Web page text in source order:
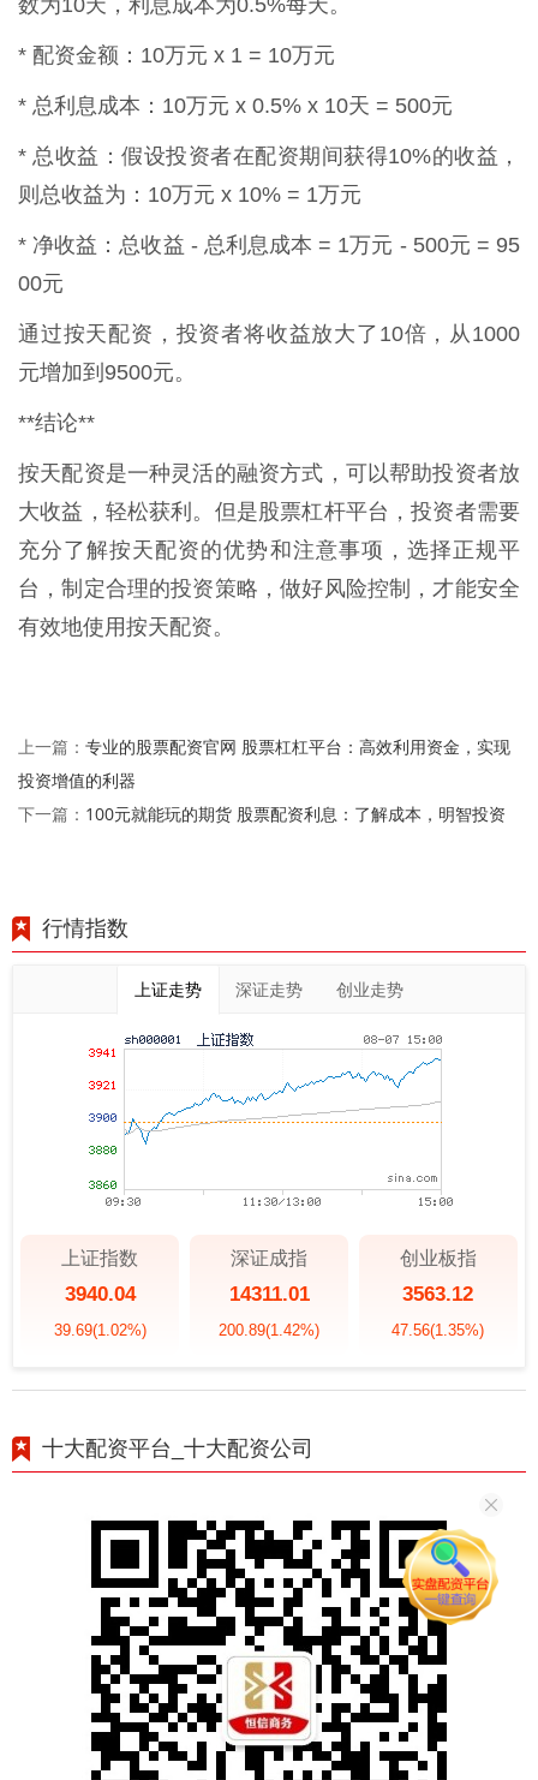
数为10天，利息成本为0.5%每天。
* 配资金额：10万元 x 1 = 10万元
* 总利息成本：10万元 x 0.5% x 10天 = 500元
* 总收益：假设投资者在配资期间获得10%的收益，
则总收益为：10万元 x 10% = 1万元
* 净收益：总收益 - 总利息成本 = 1万元 - 500元 = 95
00元
通过按天配资，投资者将收益放大了10倍，从1000
元增加到9500元。
**结论**
按天配资是一种灵活的融资方式，可以帮助投资者放
大收益，轻松获利。但是股票杠杆平台，投资者需要
充分了解按天配资的优势和注意事项，选择正规平
台，制定合理的投资策略，做好风险控制，才能安全
有效地使用按天配资。
上一篇： 专业的股票配资官网 股票杠杠平台：高效利用资金，实现
投资增值的利器
下一篇： 100元就能玩的期货 股票配资利息：了解成本，明智投资
行情指数
上证走势 深证走势 创业走势
上证指数
3940.04
39.69(1.02%)
深证成指
14311.01
200.89(1.42%)
创业板指
3563.12
47.56(1.35%)
十大配资平台_十大配资公司